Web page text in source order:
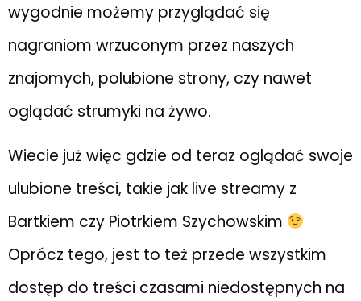
wygodnie możemy przyglądać się
nagraniom wrzuconym przez naszych
znajomych, polubione strony, czy nawet
oglądać strumyki na żywo.
Wiecie już więc gdzie od teraz oglądać swoje
ulubione treści, takie jak live streamy z
Bartkiem czy Piotrkiem Szychowskim
Oprócz tego, jest to też przede wszystkim
dostęp do treści czasami niedostępnych na